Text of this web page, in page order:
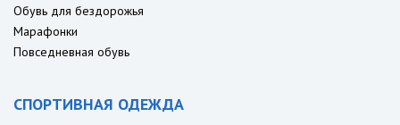
Обувь для бездорожья
Марафонки
Повседневная обувь
СПОРТИВНАЯ ОДЕЖДА